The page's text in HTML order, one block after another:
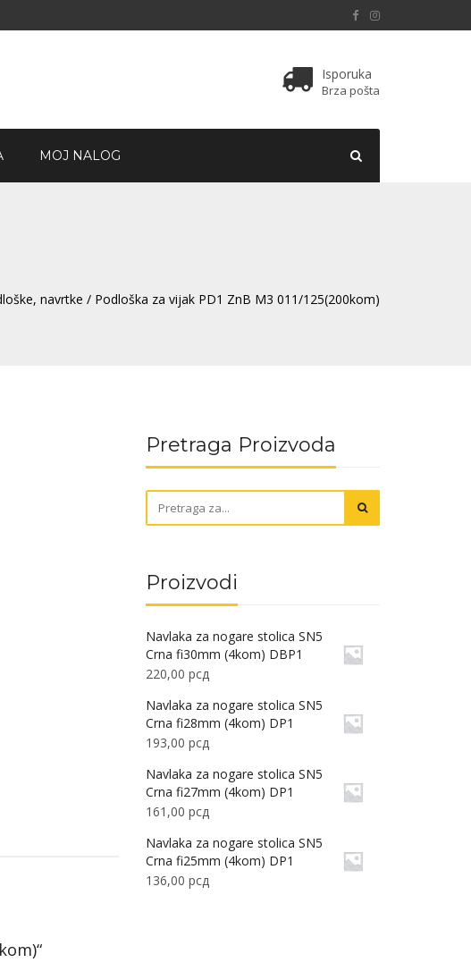
Isporuka
Brza pošta
MOJ NALOG
navrtke / Podloška za vijak PD1 ZnB M3 011/125(200kom)
Pretraga Proizvoda
Proizvodi
Navlaka za nogare stolica SN5
Crna fi30mm (4kom) DBP1
220,00 рсд
Navlaka za nogare stolica SN5
Crna fi28mm (4kom) DP1
193,00 рсд
Navlaka za nogare stolica SN5
Crna fi27mm (4kom) DP1
161,00 рсд
Navlaka za nogare stolica SN5
Crna fi25mm (4kom) DP1
136,00 рсд